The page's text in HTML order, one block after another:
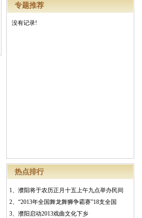
专题推荐
没有记录!
热点排行
1、 濮阳将于农历正月十五上午九点举办民间
2、 “2013年全国舞龙舞狮争霸赛”18支全国
3、 濮阳启动2013戏曲文化下乡